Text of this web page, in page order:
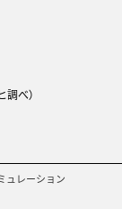
べ）
ュレーション